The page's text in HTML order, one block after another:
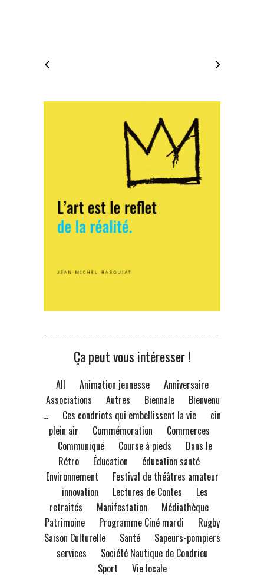
Ça peut vous intéresser !
All Animation jeunesse
Anniversaire
Associations
Autres Biennale
Bienvenue
à...
Ces condriots qui embellissent la vie
ciné
plein air
Commémoration
Commerces
Communiqué
Course à pieds
Dans le
Rétro
Éducation
éducation santé
Environnement
Festival de théâtres amateur
innovation
Lectures de Contes
Les
retraités
Manifestation
Médiathèque
Patrimoine
Programme Ciné mardi
Rugby
Saison Culturelle
Santé
Sapeurs-pompiers
services
Société Nautique de Condrieu
Sport
Vie locale